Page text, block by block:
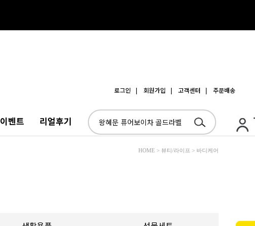
로그인 | 회원가입 | 고객센터 | 주문배송
이벤트 리얼후기
HOME > 뷰티/라이프 > 바디케어